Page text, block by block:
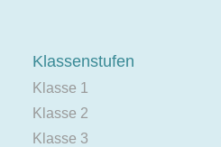
Klassenstufen
Klasse 1
Klasse 2
Klasse 3